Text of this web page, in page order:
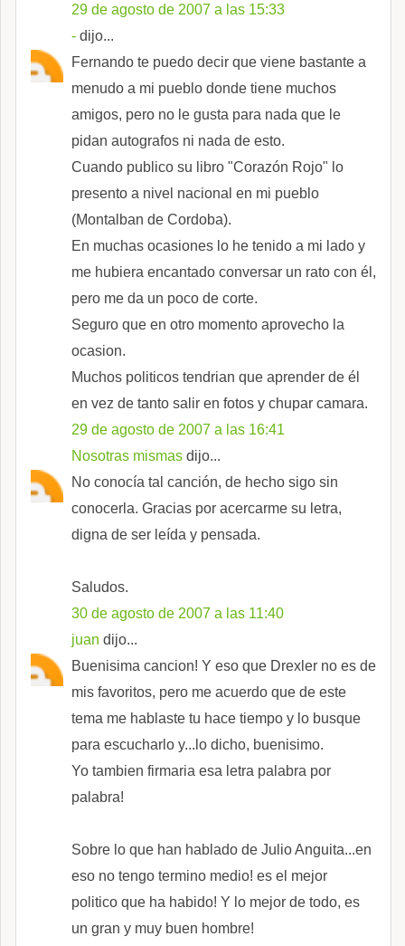
29 de agosto de 2007 a las 15:33
- dijo...
Fernando te puedo decir que viene bastante a
menudo a mi pueblo donde tiene muchos
amigos, pero no le gusta para nada que le
pidan autografos ni nada de esto.
Cuando publico su libro "Corazón Rojo" lo
presento a nivel nacional en mi pueblo
(Montalban de Cordoba).
En muchas ocasiones lo he tenido a mi lado y
me hubiera encantado conversar un rato con él,
pero me da un poco de corte.
Seguro que en otro momento aprovecho la
ocasion.
Muchos politicos tendrian que aprender de él
en vez de tanto salir en fotos y chupar camara.
29 de agosto de 2007 a las 16:41
Nosotras mismas dijo...
No conocía tal canción, de hecho sigo sin
conocerla. Gracias por acercarme su letra,
digna de ser leída y pensada.
Saludos.
30 de agosto de 2007 a las 11:40
juan dijo...
Buenisima cancion! Y eso que Drexler no es de
mis favoritos, pero me acuerdo que de este
tema me hablaste tu hace tiempo y lo busque
para escucharlo y...lo dicho, buenisimo.
Yo tambien firmaria esa letra palabra por
palabra!
Sobre lo que han hablado de Julio Anguita...en
eso no tengo termino medio! es el mejor
politico que ha habido! Y lo mejor de todo, es
un gran y muy buen hombre!